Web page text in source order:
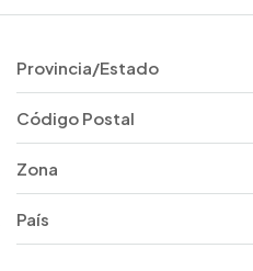
Provincia/Estado
Código Postal
Zona
País